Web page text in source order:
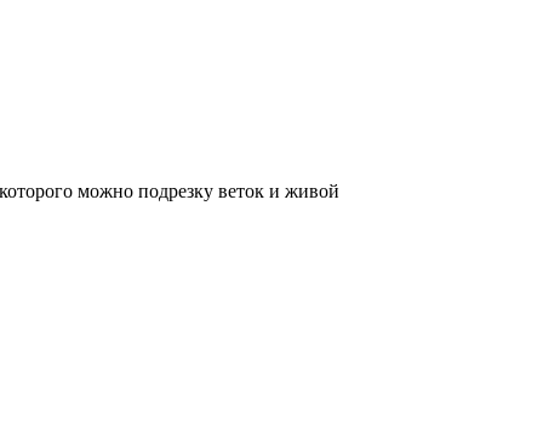
можно подрезку веток и живой